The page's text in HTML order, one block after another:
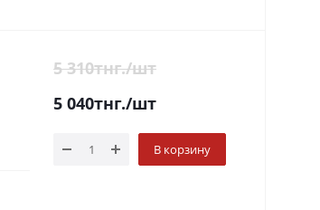
5 310тнг./шт
5 040тнг./шт
В корзину